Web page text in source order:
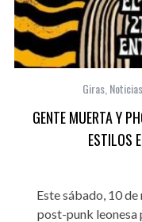
Giras Noticias
GENTE MUERTA Y
ESTILOS
Este sábado, 10
post-punk leonesa